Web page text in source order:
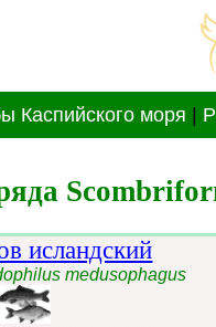
Каспийского моря
исландский
medusophagus